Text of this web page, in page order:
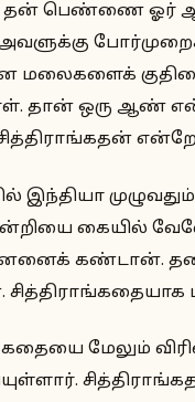
தன் பெண்ணை
அவளுக்கு
மலைகளைக்
தான் ஒரு ஆண்
முழுவதும்
கையில்
கண்டான்.
மேலும்